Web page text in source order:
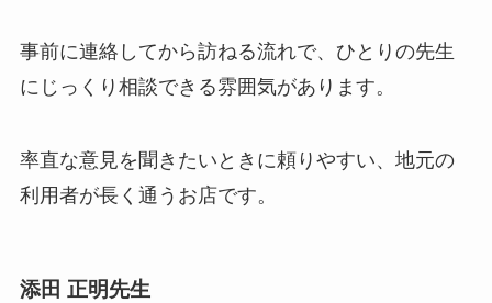
事前に連絡してから訪ねる流れで、ひとりの先生
にじっくり相談できる雰囲気があります。
率直な意見を聞きたいときに頼りやすい、地元の
利用者が長く通うお店です。
添田 正明先生